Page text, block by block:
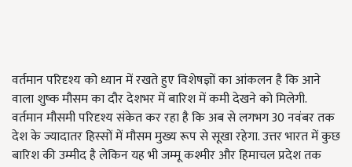
वर्तमान परिदृश्य को ध्यान में रखते हुए विशेषज्ञों का आंकलन है कि आने
वाला शुष्क मौसम का दौर देशभर में बारिश में कमी देखने को मिलेगी.
वर्तमान मौसमी परिदृश्य संकेत कर रहा है कि अब से लगभग 30 नवंबर तक
देश के ज्यादातर हिस्सों में मौसम मुख्य रूप से सूखा रहेगा. उत्तर भारत में कुछ
बारिश की उम्मीद है लेकिन यह भी जम्मू कश्मीर और हिमाचल प्रदेश तक